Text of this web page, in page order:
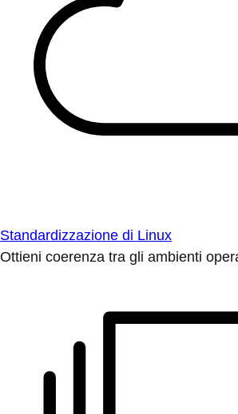
Standardizzazione di Linux
Ottieni coerenza tra gli ambienti